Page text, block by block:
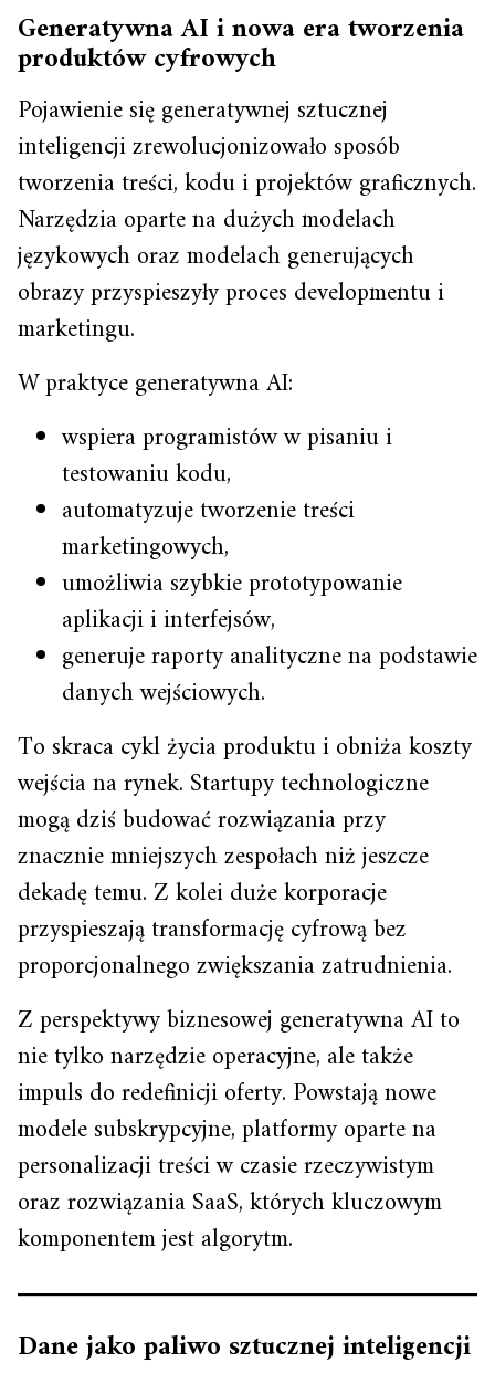
Generatywna AI i nowa era tworzenia
produktów cyfrowych
Pojawienie się generatywnej sztucznej
inteligencji zrewolucjonizowało sposób
tworzenia treści, kodu i projektów graficznych.
Narzędzia oparte na dużych modelach
językowych oraz modelach generujących
obrazy przyspieszyły proces developmentu i
marketingu.
W praktyce generatywna AI:
wspiera programistów w pisaniu i
testowaniu kodu,
automatyzuje tworzenie treści
marketingowych,
umożliwia szybkie prototypowanie
aplikacji i interfejsów,
generuje raporty analityczne na podstawie
danych wejściowych.
To skraca cykl życia produktu i obniża koszty
wejścia na rynek. Startupy technologiczne
mogą dziś budować rozwiązania przy
znacznie mniejszych zespołach niż jeszcze
dekadę temu. Z kolei duże korporacje
przyspieszają transformację cyfrową bez
proporcjonalnego zwiększania zatrudnienia.
Z perspektywy biznesowej generatywna AI to
nie tylko narzędzie operacyjne, ale także
impuls do redefinicji oferty. Powstają nowe
modele subskrypcyjne, platformy oparte na
personalizacji treści w czasie rzeczywistym
oraz rozwiązania SaaS, których kluczowym
komponentem jest algorytm.
Dane jako paliwo sztucznej inteligencji